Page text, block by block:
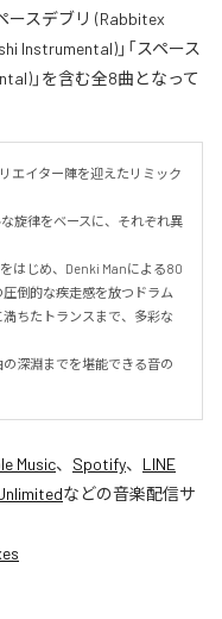
ースデブリ (Rabbitex
Instrumental)」「スペース
」を含む全8曲となって
エイター陣を迎えたリミック
旋律をベースに、それぞれ異
はじめ、Denki Manによる80
倒的な疾走感を放つドラム
ちたトランスまで、多彩な
深淵までを堪能できる音の
Music、 Spotify、 LINE
などの音楽配信サ